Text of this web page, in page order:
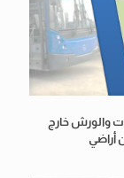
والورش خارج
أراضي